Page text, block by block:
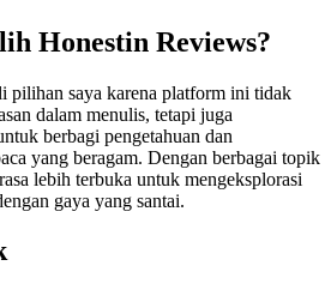
Honestin Reviews?
pilihan saya karena platform ini tidak
dalam menulis, tetapi juga
berbagi pengetahuan dan
yang beragam. Dengan berbagai topik
lebih terbuka untuk mengeksplorasi
gaya yang santai.